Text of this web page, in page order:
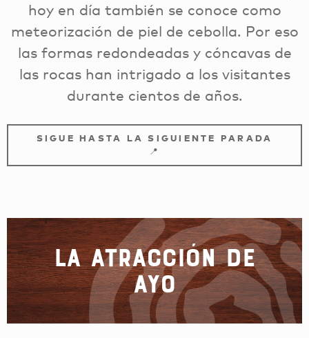
hoy en día también se conoce como
meteorización de piel de cebolla. Por eso
las formas redondeadas y cóncavas de
las rocas han intrigado a los visitantes
durante cientos de años.
SIGUE HASTA LA SIGUIENTE PARADA
📍
La atracción de
Ayo